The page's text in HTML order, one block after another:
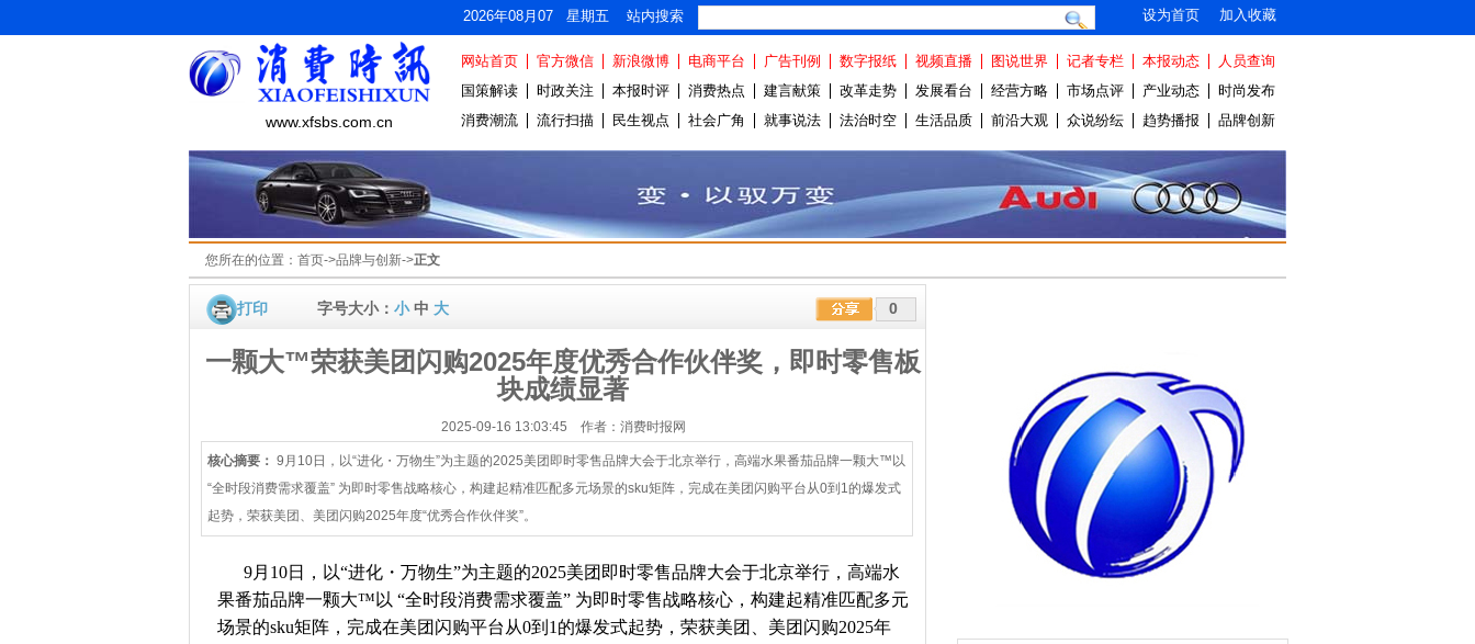
2026年08月07 星期五 站内搜索 加入收藏
设为首页
www.xfsbs.com.cn
网站首页 官方微信 新浪微博 电商平台 广告刊例 数字报纸 视频直播 图说世界 记者专栏 本报动态
人员查询
国策解读
时政关注 本报时评 消费热点 建言献策 改革走势 发展看台 经营方略 市场点评 产业动态
时尚发布
消费潮流
流行扫描 民生视点 社会广角 就事说法 法治时空 生活品质 前沿大观 众说纷纭 趋势播报 品牌创新
您所在的位置： 首页->品牌与创新->正文
打印 字号大小： 小中 大 0
一颗大™荣获美团闪购2025年度优秀合作伙伴奖，即时零售板
块成绩显著
2025-09-16 13:03:45 作者：消费时报网
核心摘要： 9月10日，以“进化・万物生”为主题的2025美团即时零售品牌大会于北京举行，高端水果番茄品牌一颗大™以
“全时段消费需求覆盖” 为即时零售战略核心，构建起精准匹配多元场景的sku矩阵，完成在美团闪购平台从0到1的爆发式
起势，荣获美团、美团闪购2025年度“优秀合作伙伴奖”。
9月10日，以“进化・万物生”为主题的2025美团即时零售品牌大会于北京举行，高端水
果番茄品牌一颗大™以 “全时段消费需求覆盖” 为即时零售战略核心，构建起精准匹配多元
场景的sku矩阵，完成在美团闪购平台从0到1的爆发式起势，荣获美团、美团闪购2025年